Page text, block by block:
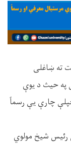
ته ښاغلی
په حیث د یوې
چارې یې رسماً
شیخ مولوي